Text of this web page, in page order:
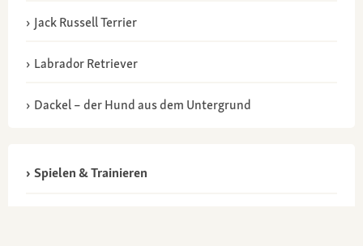
Jack Russell Terrier
Labrador Retriever
Dackel – der Hund aus dem Untergrund
Spielen & Trainieren